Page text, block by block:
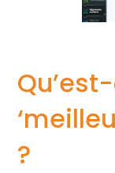
?